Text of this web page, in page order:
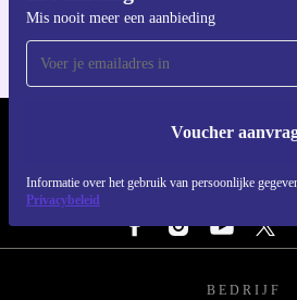
Mis nooit meer een aanbieding
Voucher
Informatie over het gebruik van persoonlijke
Privacybeleid
REFURBED NEDERLAND -
VOLG ONS
BEDRIJF